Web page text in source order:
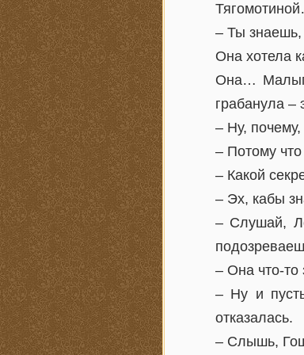
– Ты знаешь,
Она хотела
Она…
грабанула –
– Ну, почему,
– Потому что
– Какой
– Эх, кабы
– Слушай,
– Она что-то
– Ну и
отказалась.
– Слышь,